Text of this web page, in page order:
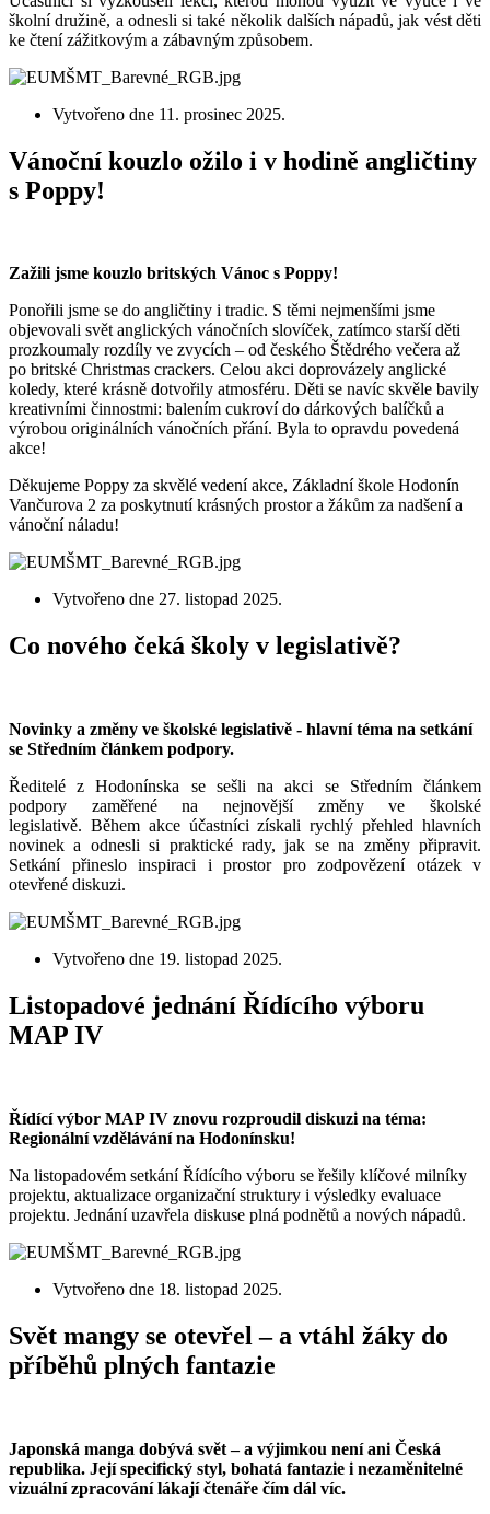
školní družině, a odnesli si také několik dalších nápadů, jak vést děti
ke čtení zážitkovým a zábavným způsobem.
Vytvořeno dne 11. prosinec 2025.
Vánoční kouzlo ožilo i v hodině angličtiny
s Poppy!
Zažili jsme kouzlo britských Vánoc s Poppy!
Ponořili jsme se do angličtiny i tradic. S těmi nejmenšími jsme
objevovali svět anglických vánočních slovíček, zatímco starší děti
prozkoumaly rozdíly ve zvycích – od českého Štědrého večera až
po britské Christmas crackers. Celou akci doprovázely anglické
koledy, které krásně dotvořily atmosféru. Děti se navíc skvěle bavily
kreativními činnostmi: balením cukroví do dárkových balíčků a
výrobou originálních vánočních přání. Byla to opravdu povedená
akce!
Děkujeme Poppy za skvělé vedení akce, Základní škole Hodonín
Vančurova 2 za poskytnutí krásných prostor a žákům za nadšení a
vánoční náladu!
Vytvořeno dne 27. listopad 2025.
Co nového čeká školy v legislativě?
Novinky a změny ve školské legislativě - hlavní téma na setkání
se Středním článkem podpory.
Ředitelé z Hodonínska se sešli na akci se Středním článkem
podpory zaměřené na nejnovější změny ve školské
legislativě. Během akce účastníci získali rychlý přehled hlavních
novinek a odnesli si praktické rady, jak se na změny připravit.
Setkání přineslo inspiraci i prostor pro zodpovězení otázek v
otevřené diskuzi.
Vytvořeno dne 19. listopad 2025.
Listopadové jednání Řídícího výboru
MAP IV
Řídící výbor MAP IV znovu rozproudil diskuzi na téma:
Regionální vzdělávání na Hodonínsku!
Na listopadovém setkání Řídícího výboru se řešily klíčové milníky
projektu, aktualizace organizační struktury i výsledky evaluace
projektu. Jednání uzavřela diskuse plná podnětů a nových nápadů.
Vytvořeno dne 18. listopad 2025.
Svět mangy se otevřel – a vtáhl žáky do
příběhů plných fantazie
Japonská manga dobývá svět – a výjimkou není ani Česká
republika. Její specifický styl, bohatá fantazie i nezaměnitelné
vizuální zpracování lákají čtenáře čím dál víc.